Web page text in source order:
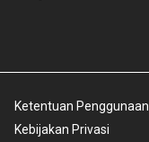
Ketentuan Penggunaan
Kebijakan Privasi